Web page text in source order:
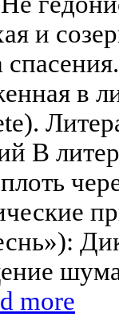
и
в
В
more